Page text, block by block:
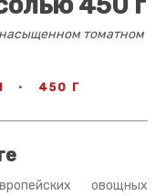
томатном
· 450 Г
овощных